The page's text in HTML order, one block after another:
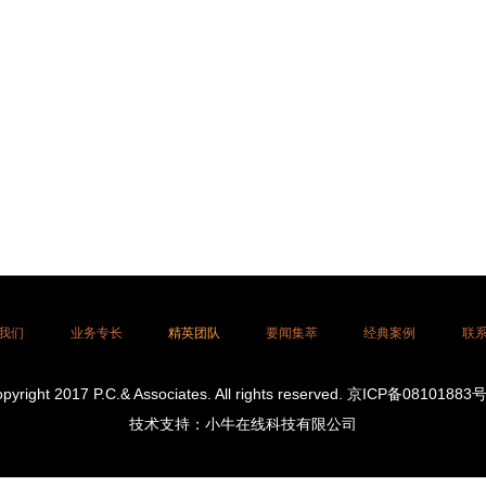
2017 P.C.& Associates. All rights reserved. 京ICP备08101883
技术支持：小牛在线科技有限公司
们 业务专长 精英团队 要闻集萃 经典案例 联